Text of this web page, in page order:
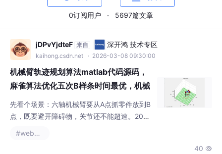
0订阅用户 5697篇文章
jDPvYjdteF 来自 深开鸿 技术专区
kaihong.csdn.net · 2026-03-08 09:30:00
机械臂轨迹规划算法matlab代码源码，
麻雀算法优化五次B样条时间最优，机械
先看个场景：六轴机械臂要从A点抓零件放到B
点，既要避开障碍物，关节还不能超速。20个
者全局搜，后面的跟着局部探。这里用了指数
40 